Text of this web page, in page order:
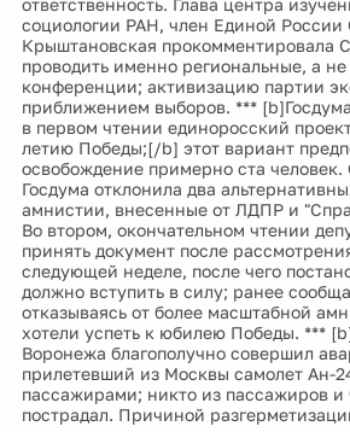
социологии РАН, член Единой России
Крыштановская прокомментировала
проводить именно региональные, а
конференции; активизацию партии
приближением выборов. ***
в первом чтении единоросский
летию Победы;[/b] этот вариант
освобождение примерно ста
Госдума отклонила два
амнистии, внесенные от ЛДПР и
Во втором, окончательном чтении
принять документ после
следующей неделе, после чего
должно вступить в силу; ранее
отказываясь от более масштабной
хотели успеть к юбилею Победы. ***
Воронежа благополучно совершил
прилетевший из Москвы самолет Ан-
пассажирами; никто из пассажиров и
пострадал. Причиной